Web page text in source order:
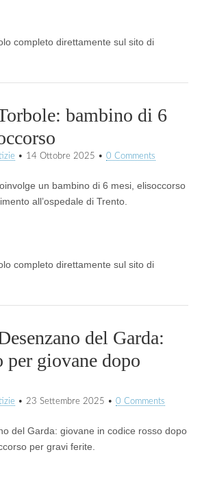
completo direttamente sul sito di
bambino di 6
• 14 Ottobre 2025 • 0 Comments
un bambino di 6 mesi, elisoccorso
all’ospedale di Trento.
completo direttamente sul sito di
del Garda:
per giovane dopo
• 23 Settembre 2025 • 0 Comments
del Garda: giovane in codice rosso dopo
per gravi ferite.